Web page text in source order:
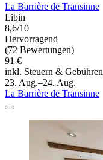
La Barrière de Transinne
Libin
8,6/10
Hervorragend
(72 Bewertungen)
91 €
inkl. Steuern & Gebühren
23. Aug.–24. Aug.
La Barrière de Transinne